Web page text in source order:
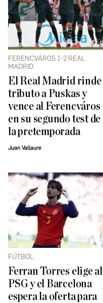
FERENCVÁROS 1-2 REAL
MADRID
El Real Madrid rinde
tributo a Puskas y
vence al Ferencváros
en su segundo test de
la pretemporada
Juan Vallaure
FÚTBOL
Ferran Torres elige al
PSG y el Barcelona
espera la oferta para